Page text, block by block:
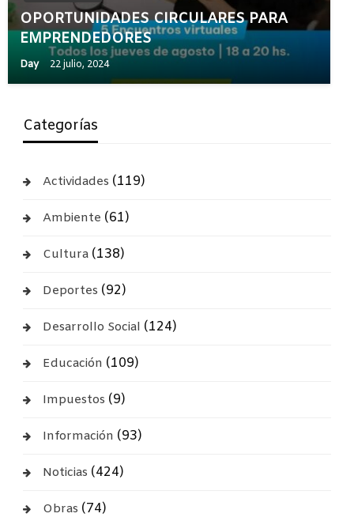
OPORTUNIDADES CIRCULARES PARA
EMPRENDEDORES
Day 22 julio, 2024
Categorías
Actividades (119)
Ambiente (61)
Cultura(138)
Deportes (92)
Desarrollo Social (124)
Educación (109)
Impuestos (9)
Información (93)
Noticias (424)
Obras (74)